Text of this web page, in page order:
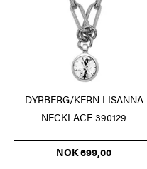
DYRBERG/KERN LISANNA
NECKLACE 390129
NOK 699,00